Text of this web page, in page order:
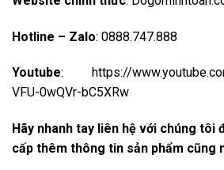
Hotline – Zalo: 0888.747.888
Youtube:
https://
VFU-0wQVr-bC5XRw
Hãy nhanh tay liên hệ với chúng tôi
cấp thêm thông tin sản phẩm cũng